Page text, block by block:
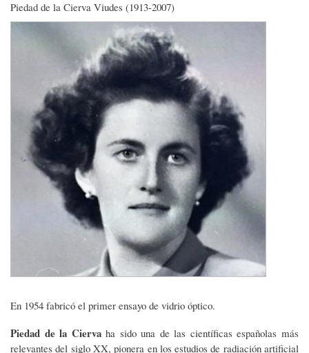
Piedad de la Cierva Viudes (1913-2007)
En 1954 fabricó el primer ensayo de vidrio óptico.
Piedad de la Ciervaha sido una de las científicas españolas más
relevantes del siglo XX, pionera en los estudios de radiación artificial